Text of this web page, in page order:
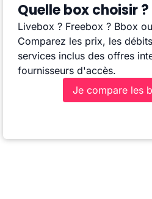
Quelle box choisir ?
Livebox ? Freebox ? Bbox
Comparez les prix, les
services inclus des offres
fournisseurs d'accès.
Je compare les